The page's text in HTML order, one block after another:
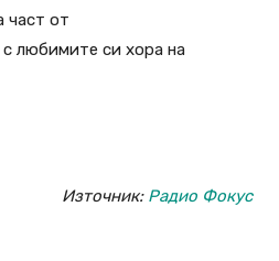
част от
любимите си хора на
Източник: Радио Фокус